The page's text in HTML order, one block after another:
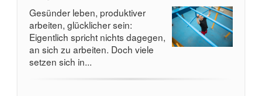
Gesünder leben, produktiver
arbeiten, glücklicher sein:
Eigentlich spricht nichts dagegen,
an sich zu arbeiten. Doch viele
setzen sich in...